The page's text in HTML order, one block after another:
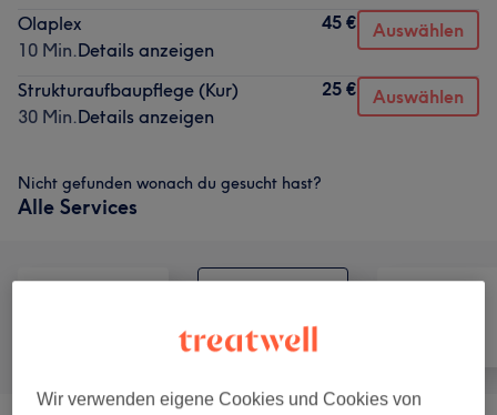
Olaplex
10 Min.Details anzeigen
45 € Auswählen
Strukturaufbaupflege (Kur)
30 Min.Details anzeigen
25 € Auswählen
Nicht gefunden wonach du gesucht hast?
Alle Services
Friseur
Wir verwenden eigene Cookies und Cookies von